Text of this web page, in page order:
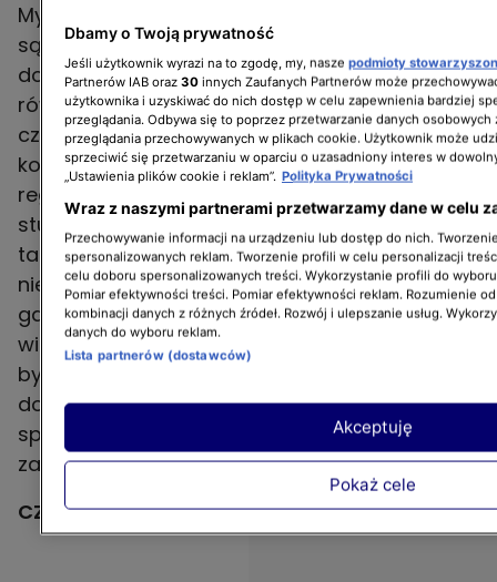
Myślisz, że wszystkie instalacje w Twoim domu
są nowe i idealnie szczelne, jako że zakładał je
dobry fachowiec? Pamiętaj o tym, że one
również tracą na funkcjonalności z biegiem
czasu, zupełnie tak jak każdy inny element
konstrukcyjny domu. Nawet jeśli serwisujesz je
regularnie, nigdy nie możesz mieć
stuprocentowej pewności, że wszystko działa
tak jak powinno. Co więcej, najpewniej nawet
nie zauważysz ewentualnej awarii – w końcu
gaz i czad są bezbarwne, zatem wycieku nie
widać gołym okiem. A wystarczy tylko chwila,
byś się nimi zatruł i pół godziny, by
doprowadziły do zgonu. Posiadanie
sprawnego czujnika czadu i gazu może Ci
zatem uratować życie.
CZY WIESZ, ŻE…
Dbamy o Twoją prywatność
Jeśli użytkownik wyrazi na to zgodę, my, nasze podmioty
Partnerów IAB oraz 30 innych Zaufanych Partnerów może
użytkownika i uzyskiwać do nich dostęp w celu zapewnienia bardziej
przeglądania. Odbywa się to poprzez przetwarzanie danych osobowych
przeglądania przechowywanych w plikach cookie. Użytkownik może
sprzeciwić się przetwarzaniu w oparciu o uzasadniony interes w
„Ustawienia plików cookie i reklam”. Polityka Prywatności
Wraz z naszymi partnerami przetwarzamy dane w celu
Przechowywanie informacji na urządzeniu lub dostęp do nich.
spersonalizowanych reklam. Tworzenie profili w celu personalizacji
celu doboru spersonalizowanych treści. Wykorzystanie profili do
Pomiar efektywności treści. Pomiar efektywności reklam. Rozumienie
kombinacji danych z różnych źródeł. Rozwój i ulepszanie usług.
danych do wyboru reklam.
Lista partnerów (dostawców)
Pokaż cele
Akceptuję